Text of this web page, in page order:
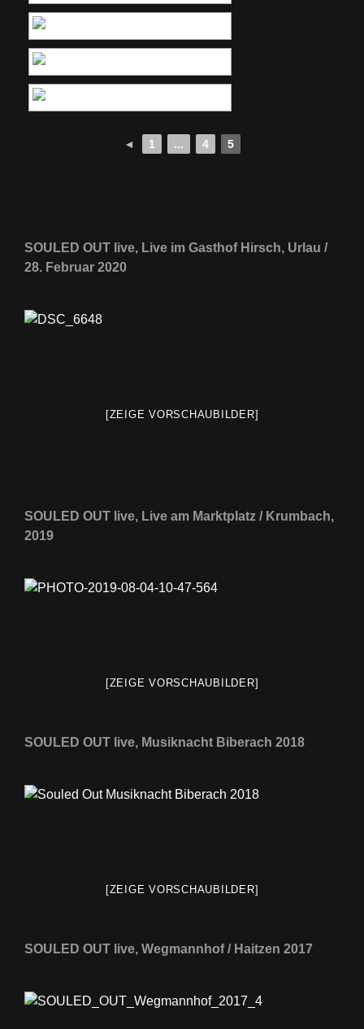
◄ 1 ... 4 5
SOULED OUT live, Live im Gasthof Hirsch, Urlau /
28. Februar 2020
[ZEIGE VORSCHAUBILDER]
SOULED OUT live, Live am Marktplatz / Krumbach,
2019
[ZEIGE VORSCHAUBILDER]
SOULED OUT live, Musiknacht Biberach 2018
[ZEIGE VORSCHAUBILDER]
SOULED OUT live, Wegmannhof / Haitzen 2017